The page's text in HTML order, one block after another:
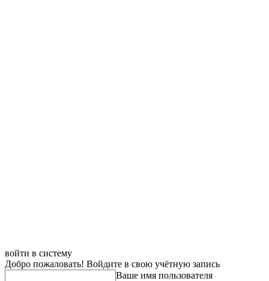
войти в систему
Добро пожаловать! Войдите в свою учётную запись
Ваше имя пользователя